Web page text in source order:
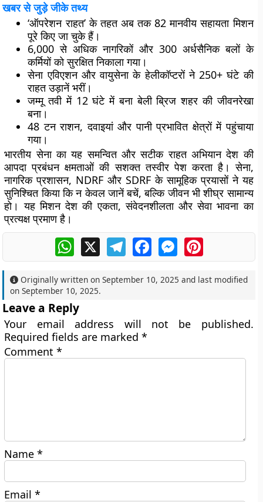
खबर से जुड़े जीके तथ्य
‘ऑपरेशन राहत’ के तहत अब तक 82 मानवीय सहायता मिशन
पूरे किए जा चुके हैं।
6,000 से अधिक नागरिकों और 300 अर्धसैनिक बलों के
कर्मियों को सुरक्षित निकाला गया।
सेना एविएशन और वायुसेना के हेलीकॉप्टरों ने 250+ घंटे की
राहत उड़ानें भरीं।
जम्मू तवी में 12 घंटे में बना बेली ब्रिज शहर की जीवनरेखा
बना।
48 टन राशन, दवाइयां और पानी प्रभावित क्षेत्रों में पहुंचाया
गया।
भारतीय सेना का यह समन्वित और सटीक राहत अभियान देश की
आपदा प्रबंधन क्षमताओं की सशक्त तस्वीर पेश करता है। सेना,
नागरिक प्रशासन, NDRF और SDRF के सामूहिक प्रयासों ने यह
सुनिश्चित किया कि न केवल जानें बचें, बल्कि जीवन भी शीघ्र सामान्य
हो। यह मिशन देश की एकता, संवेदनशीलता और सेवा भावना का
प्रत्यक्ष प्रमाण है।
WhatsApp
X TelegramFacebookMessengerPinterest
Originally written onSeptember 10, 2025 and last modified
onSeptember 10, 2025.
Leave a Reply
Your email address will not be published.
Required fields are marked*
Comment*
Name*
Email*